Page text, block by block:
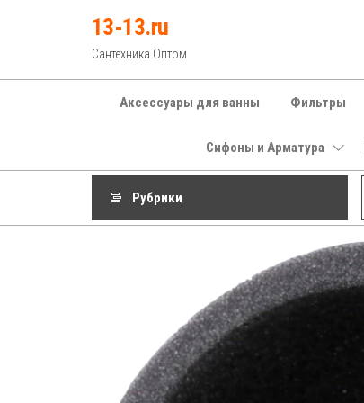
13-13.ru
Сантехника Оптом
Аксессуары для ванны Фильтры
Сифоны и Арматура
Рубрики